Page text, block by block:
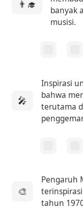
👨‍🎓
banyak
musisi.
🎤
Inspirasi
bahwa
terutama
🎨
Pengaruh
tahun